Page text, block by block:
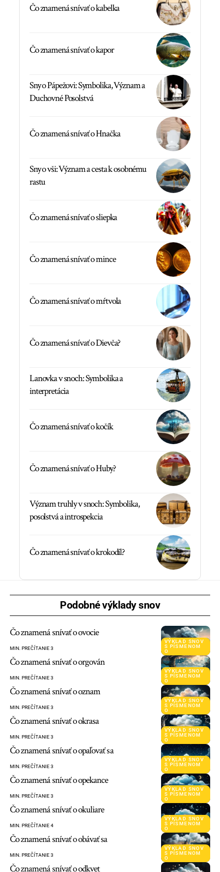
Čo znamená snívať o kabelka
Čo znamená snívať o kapor
Sny o Pápežovi: Symbolika, Význam a
Duchovné Posolstvá
Čo znamená snívať o Hnačka
Sny o vši: Význam a cesta k osobnému
rastu
Čo znamená snívať o sliepka
Čo znamená snívať o mince
Čo znamená snívať o mŕtvola
Čo znamená snívať o Dievča?
Lanovka v snoch: Symbolika a
interpretácia
Čo znamená snívať o kočík
Čo znamená snívať o Huby?
Význam truhly v snoch: Symbolika,
posolstvá a introspekcia
Čo znamená snívať o krokodíl?
Podobné výklady snov
VÝKLAD SNOV
S PÍSMENOM
O
Čo znamená snívať o ovocie
MIN. PREČÍTANIE 3
VÝKLAD SNOV
S PÍSMENOM
O
Čo znamená snívať o orgován
MIN. PREČÍTANIE 3
VÝKLAD SNOV
S PÍSMENOM
O
Čo znamená snívať o oznam
MIN. PREČÍTANIE 3
VÝKLAD SNOV
S PÍSMENOM
O
Čo znamená snívať o okrasa
MIN. PREČÍTANIE 3
VÝKLAD SNOV
S PÍSMENOM
O
Čo znamená snívať o opaľovať sa
MIN. PREČÍTANIE 3
VÝKLAD SNOV
S PÍSMENOM
O
Čo znamená snívať o opekance
MIN. PREČÍTANIE 3
VÝKLAD SNOV
S PÍSMENOM
O
Čo znamená snívať o okuliare
MIN. PREČÍTANIE 4
VÝKLAD SNOV
S PÍSMENOM
O
Čo znamená snívať o obávať sa
MIN. PREČÍTANIE 3
Čo znamená snívať o odkvet